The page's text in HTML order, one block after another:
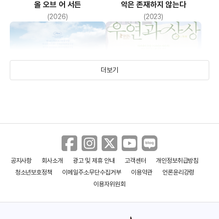
올 오브 어 서든
(2026)
악은 존재하지 않는다
(2023)
드라이브 마이 카 우연과 상상
더보기
공지사항 회사소개 광고 및 제휴 안내 고객센터
개인정보취급방침
청소년보호정책
이메일주소무단수집거부 이용약관
언론윤리강령
이용자위원회